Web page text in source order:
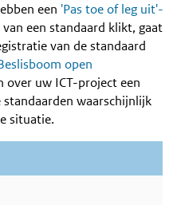
een 'Pas toe of leg uit'-
een standaard klikt, gaat
van de standaard
open
over uw ICT-project een
waarschijnlijk
situatie.